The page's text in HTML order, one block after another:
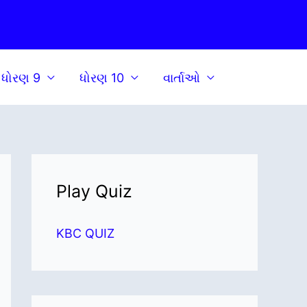
ધોરણ 9 ધોરણ 10 વાર્તાઓ
Play Quiz
KBC QUIZ